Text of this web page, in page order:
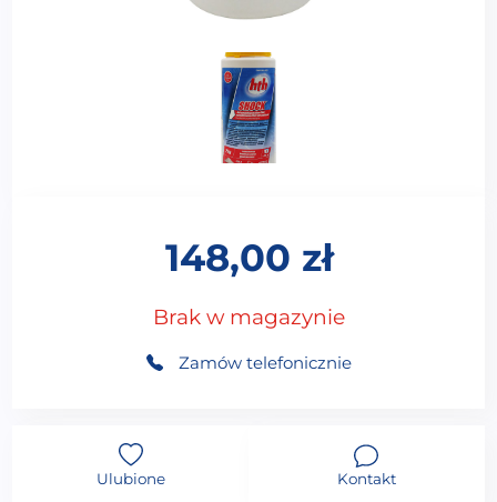
148,00 zł
Brak w magazynie
Zamów telefonicznie
Ulubione Kontakt